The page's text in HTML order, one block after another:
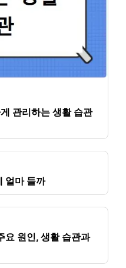
관리하는 생활 습관
얼마 들까
요 원인, 생활 습관과